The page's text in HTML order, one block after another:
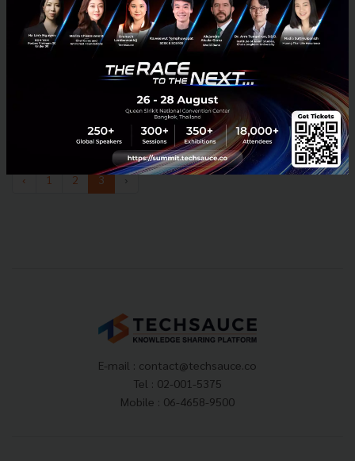
11 แนวทางการบริหารจัดการโรงแรมในภาวะ COVID-
9 แนวทางการบริหารจัดการโรงแรมในภาวะ COVID-19...
Hotel Mans
hotelman บริหารโรงแรม พนักงานโรงแรม hotelmantravel
‹ 1 2 3 ›
E-mail : contact@techsauce.co
Tel : 02-001-5375
Mobile : 06-4658-9500